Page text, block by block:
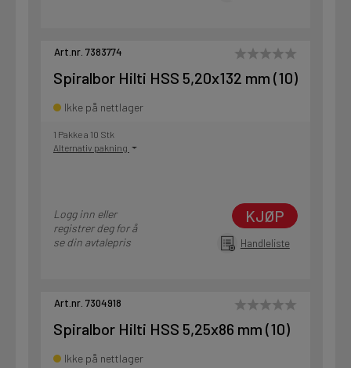
Art.nr. 7383774
Spiralbor Hilti HSS 5,20x132 mm (10)
Ikke på nettlager
1 Pakke a 10 Stk
Alternativ pakning
Logg inn eller
registrer deg for å
se din avtalepris
KJØP
Handleliste
Art.nr. 7304918
Spiralbor Hilti HSS 5,25x86 mm (10)
Ikke på nettlager